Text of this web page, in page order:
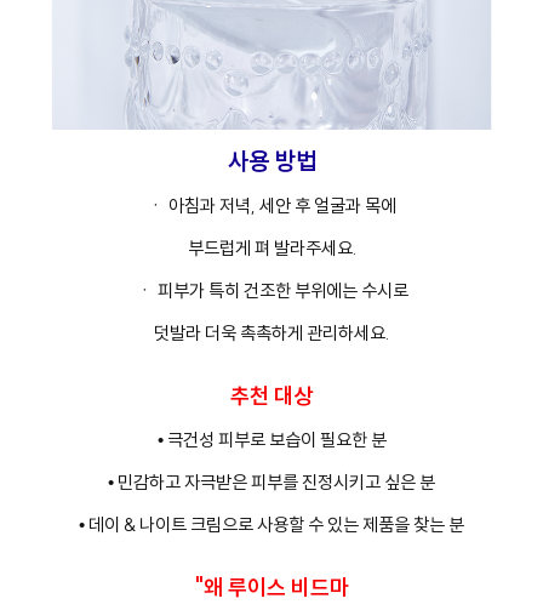
사용 방법
ㆍ 아침과 저녁, 세안 후 얼굴과 목에
부드럽게 펴 발라주세요.
ㆍ 피부가 특히 건조한 부위에는 수시로
덧발라 더욱 촉촉하게 관리하세요.
추천 대상
• 극건성 피부로 보습이 필요한 분
• 민감하고 자극받은 피부를 진정시키고 싶은 분
• 데이 & 나이트 크림으로 사용할 수 있는 제품을 찾는 분
"왜 루이스 비드마